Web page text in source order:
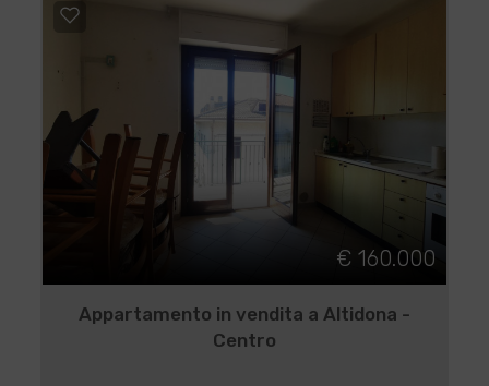
€ 160.000
Appartamento in vendita a Altidona -
Centro